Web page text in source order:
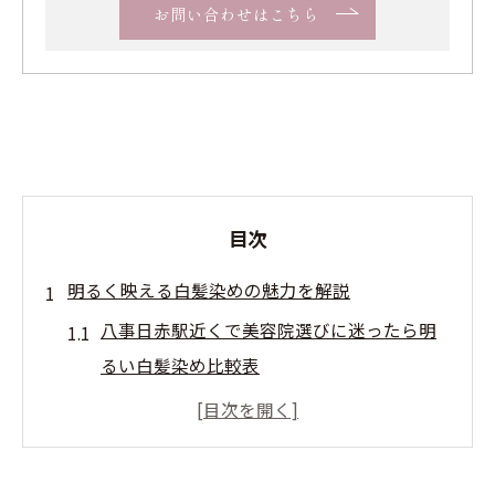
お問い合わせはこちら
目次
明るく映える白髪染めの魅力を解説
八事日赤駅近くで美容院選びに迷ったら明
るい白髪染め比較表
美容院で明るく染める白髪染めの最新トレ